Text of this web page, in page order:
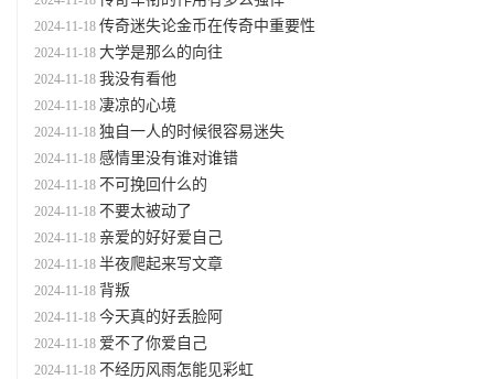
2024-11-18 传奇迷失论金币在传奇中重要性
2024-11-18 大学是那么的向往
2024-11-18 我没有看他
2024-11-18 凄凉的心境
2024-11-18 独自一人的时候很容易迷失
2024-11-18 感情里没有谁对谁错
2024-11-18 不可挽回什么的
2024-11-18 不要太被动了
2024-11-18 亲爱的好好爱自己
2024-11-18 半夜爬起来写文章
2024-11-18 背叛
2024-11-18 今天真的好丢脸阿
2024-11-18 爱不了你爱自己
2024-11-18 不经历风雨怎能见彩虹